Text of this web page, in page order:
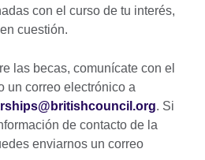
con el curso de tu interés,
cuestión.
las becas, comunícate con el
un correo electrónico a
. Si
de contacto de la
enviarnos un correo